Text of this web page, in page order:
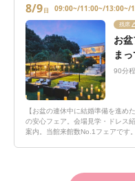
8/9日 09:00~/11:00~/13:00~/
残席
お
ま
90分
【お盆の連休中に結婚準備を進め
の安心フェア。会場見学・ドレス
案内。当館来館数No.1フェアです。